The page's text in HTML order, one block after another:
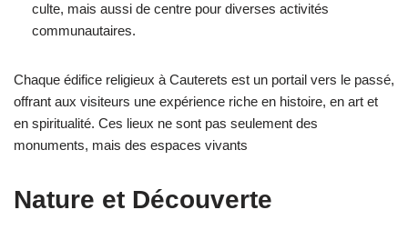
culte, mais aussi de centre pour diverses activités
communautaires.
Chaque édifice religieux à Cauterets est un portail vers le passé,
offrant aux visiteurs une expérience riche en histoire, en art et
en spiritualité. Ces lieux ne sont pas seulement des
monuments, mais des espaces vivants
Nature et Découverte